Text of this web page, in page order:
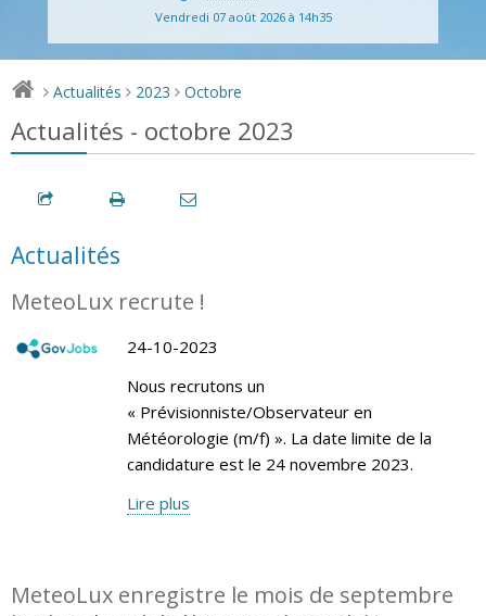
Vendredi 07 août 2026 à 14h35
> Actualités > 2023 > Octobre
Actualités - octobre 2023
Actualités
MeteoLux recrute !
24-10-2023
Nous recrutons un
« Prévisionniste/Observateur en
Météorologie (m/f) ». La date limite de la
candidature est le 24 novembre 2023.
Lire plus
MeteoLux enregistre le mois de septembre